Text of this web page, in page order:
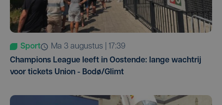
Sport
ma 3 augustus | 17:39
Champions League leeft in Oostende: lange wachtrij
voor tickets Union - Bodø/Glimt